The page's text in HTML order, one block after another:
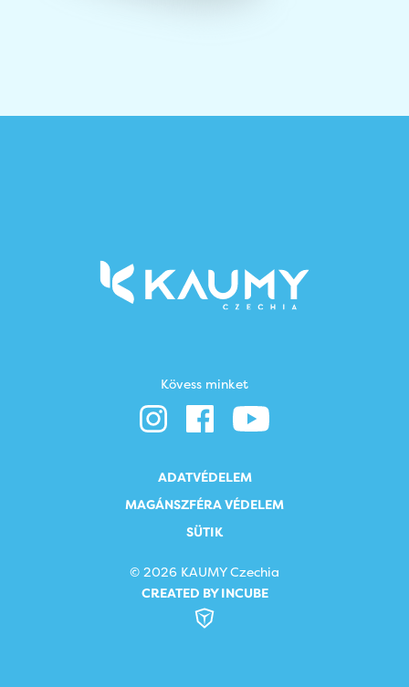
Kövess minket
ADATVÉDELEM
MAGÁNSZFÉRA VÉDELEM
SÜTIK
© 2026 KAUMY Czechia
CREATED BY INCUBE